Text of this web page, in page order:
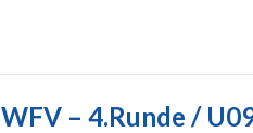
WFV – 4.Runde /